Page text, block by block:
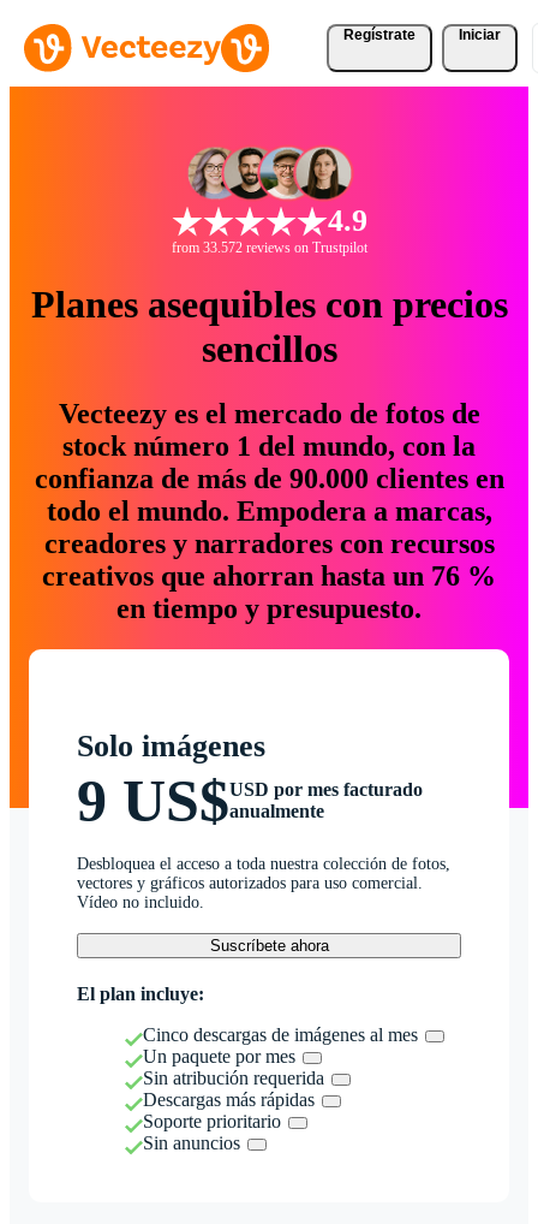
Regístrate Iniciar
4.9
from 33.572 reviews on Trustpilot
Planes asequibles con precios
sencillos
Vecteezy es el mercado de fotos de
stock número 1 del mundo, con la
confianza de más de 90.000 clientes en
todo el mundo. Empodera a marcas,
creadores y narradores con recursos
creativos que ahorran hasta un 76 %
en tiempo y presupuesto.
Solo imágenes
9 US$USD por mes facturado
anualmente
Desbloquea el acceso a toda nuestra colección de fotos,
vectores y gráficos autorizados para uso comercial.
Vídeo no incluido.
Suscríbete ahora
El plan incluye:
Cinco descargas de imágenes al mes
Un paquete por mes
Sin atribución requerida
Descargas más rápidas
Soporte prioritario
Sin anuncios